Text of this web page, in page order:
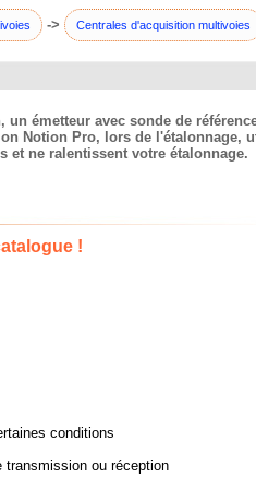
-> Centrales d'acquisition multivoies
émetteur avec sonde de
Notion Pro, lors de
et ne ralentissent votre étalonnage.
!
conditions
transmission ou réception